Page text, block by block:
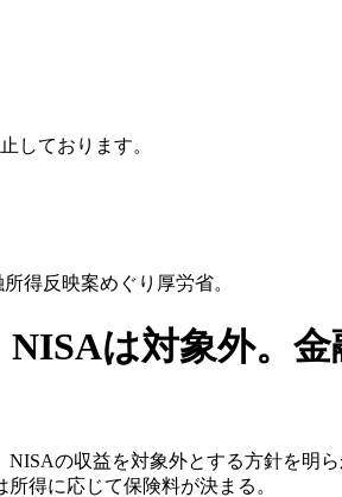
しております。
得反映案めぐり厚労省。
は対象外。金
の収益を対象外とする方針を明
得に応じて保険料が決まる。